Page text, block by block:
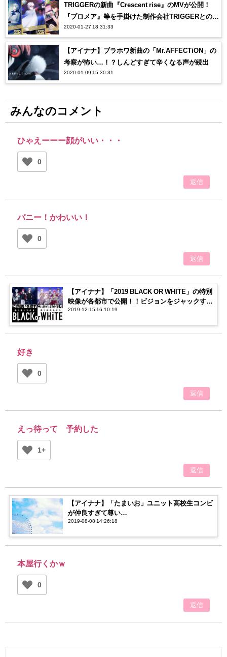
TRIGGERの新曲『Crescent rise』のMVが公開！
『プロメア』等を手掛けた制作会社TRIGGERとのコ
ラボにオタク感涙…【アイナナ】
2020-01-27 18:31:33
【アイナナ】ブラホワ新曲の「Mr.AFFECTiON」の
考察が怖い…！？しんどすぎて辛くなる声が続出
2020-01-09 15:30:31
みんなのコメント
ひゃえーーー顔がいい・・・
0
返信
バニー！かわいい！
0
返信
【アイナナ】「2019 BLACK OR WHITE」の特別
映像が各都市で公開！！ビジョンをジャックする
メンバーに注目！
2019-12-15 16:10:19
好き
0
返信
えっ待って 予約した
1+
返信
【アイナナ】「たまいお」ユニット高校生コンビ
が仲良すぎて尊い…
2019-08-08 14:26:18
本屋行くかｗ
0
返信